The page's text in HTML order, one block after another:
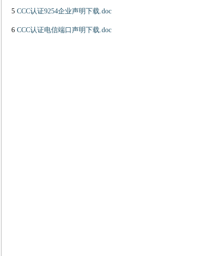
5 CCC认证9254企业声明下载.doc
6 CCC认证电信端口声明下载.doc